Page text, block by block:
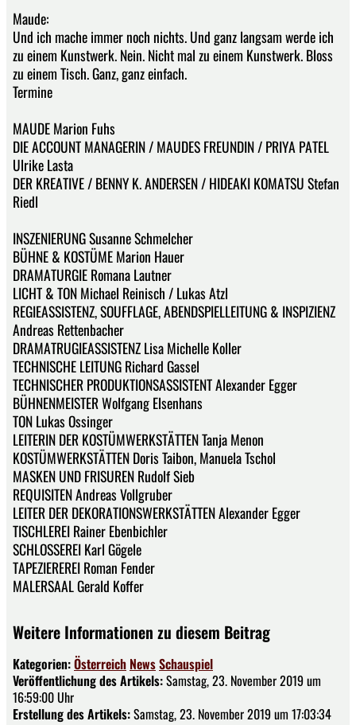
Maude:
Und ich mache immer noch nichts. Und ganz langsam werde ich
zu einem Kunstwerk. Nein. Nicht mal zu einem Kunstwerk. Bloss
zu einem Tisch. Ganz, ganz einfach.
Termine
MAUDE Marion Fuhs
DIE ACCOUNT MANAGERIN / MAUDES FREUNDIN / PRIYA PATEL
Ulrike Lasta
DER KREATIVE / BENNY K. ANDERSEN / HIDEAKI KOMATSU Stefan
Riedl
INSZENIERUNG Susanne Schmelcher
BÜHNE & KOSTÜME Marion Hauer
DRAMATURGIE Romana Lautner
LICHT & TON Michael Reinisch / Lukas Atzl
REGIEASSISTENZ, SOUFFLAGE, ABENDSPIELLEITUNG & INSPIZIENZ
Andreas Rettenbacher
DRAMATRUGIEASSISTENZ Lisa Michelle Koller
TECHNISCHE LEITUNG Richard Gassel
TECHNISCHER PRODUKTIONSASSISTENT Alexander Egger
BÜHNENMEISTER Wolfgang Elsenhans
TON Lukas Ossinger
LEITERIN DER KOSTÜMWERKSTÄTTEN Tanja Menon
KOSTÜMWERKSTÄTTEN Doris Taibon, Manuela Tschol
MASKEN UND FRISUREN Rudolf Sieb
REQUISITEN Andreas Vollgruber
LEITER DER DEKORATIONSWERKSTÄTTEN Alexander Egger
TISCHLEREI Rainer Ebenbichler
SCHLOSSEREI Karl Gögele
TAPEZIEREREI Roman Fender
MALERSAAL Gerald Koffer
Weitere Informationen zu diesem Beitrag
Kategorien:Österreich NewsSchauspiel
Veröffentlichung des Artikels:Samstag, 23. November 2019 um
16:59:00 Uhr
Erstellung des Artikels:Samstag, 23. November 2019 um 17:03:34